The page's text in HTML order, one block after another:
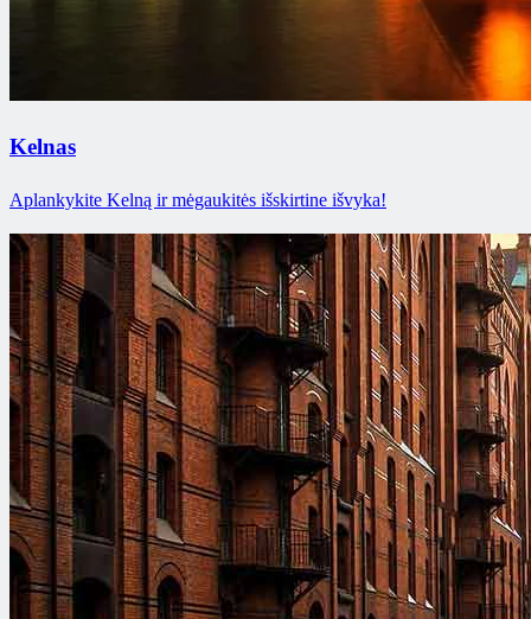
Kelnas
Aplankykite Kelną ir mėgaukitės išskirtine išvyka!